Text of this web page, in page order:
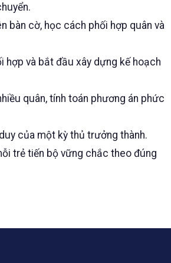
bàn cờ, học cách phối hợp quân và
và bắt đầu xây dựng kế hoạch
quân, tính toán phương án phức
của một kỳ thủ trưởng thành.
trẻ tiến bộ vững chắc theo đúng